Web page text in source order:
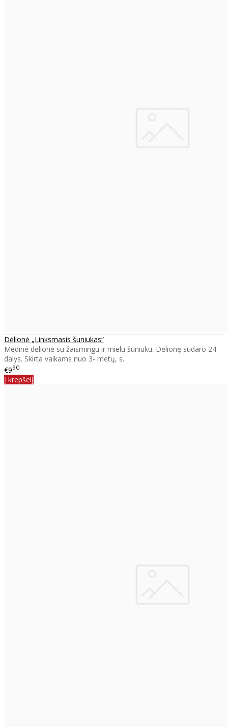
Dėlionė „Linksmasis šuniukas“
Medinė dėlionė su žaismingu ir mielu šuniuku. Dėlionę sudaro 24
dalys. Skirta vaikams nuo 3- metų, s..
€990
Į krepšelį